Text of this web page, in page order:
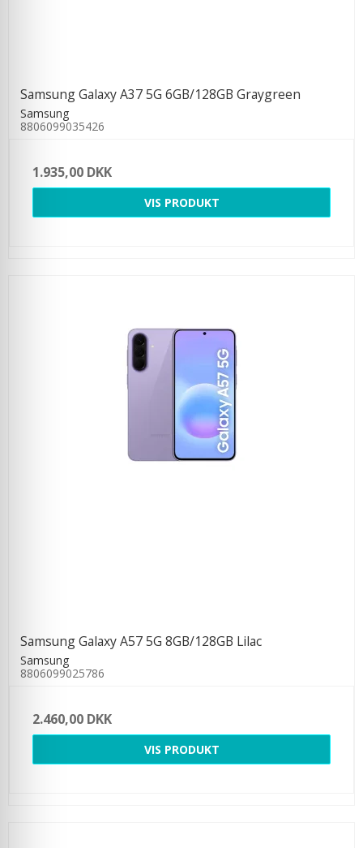
Samsung Galaxy A37 5G 6GB/128GB Graygreen
Samsung
8806099035426
1.935,00 DKK
VIS PRODUKT
Samsung Galaxy A57 5G 8GB/128GB Lilac
Samsung
8806099025786
2.460,00 DKK
VIS PRODUKT